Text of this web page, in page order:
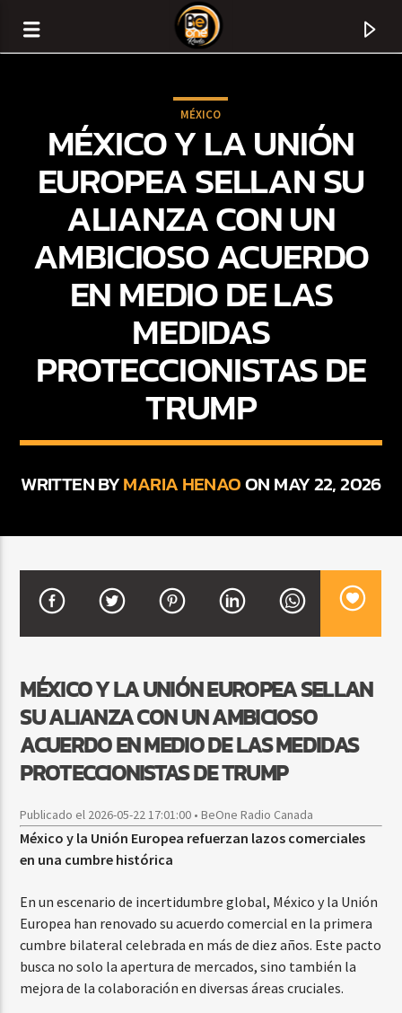
TITLE
ARTIST
CURRENT SHOW
MÉXICO
MÉXICO Y LA UNIÓN
EUROPEA SELLAN SU
ALIANZA CON UN
AMBICIOSO ACUERDO
EN MEDIO DE LAS
MEDIDAS
PROTECCIONISTAS DE
TRUMP
WRITTEN BYMARIA HENAOON MAY 22, 2026
MÉXICO Y LA UNIÓN EUROPEA SELLAN
SU ALIANZA CON UN AMBICIOSO
ACUERDO EN MEDIO DE LAS MEDIDAS
PROTECCIONISTAS DE TRUMP
Publicado el 2026-05-22 17:01:00 • BeOne Radio Canada
México y la Unión Europea refuerzan lazos comerciales
en una cumbre histórica
En un escenario de incertidumbre global, México y la Unión
Europea han renovado su acuerdo comercial en la primera
cumbre bilateral celebrada en más de diez años. Este pacto
busca no solo la apertura de mercados, sino también la
mejora de la colaboración en diversas áreas cruciales.